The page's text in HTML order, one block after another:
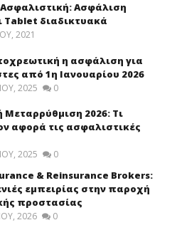
Ασφάλιση
Tablet διαδικτυακά
2021
η ασφάλιση για
από 1η Ιανουαρίου 2026
2025 0
Μεταρρύθμιση 2026: Τι
αφορά τις ασφαλιστικές
2025 0
& Reinsurance Brokers:
εμπειρίας στην παροχή
προστασίας
2026 0